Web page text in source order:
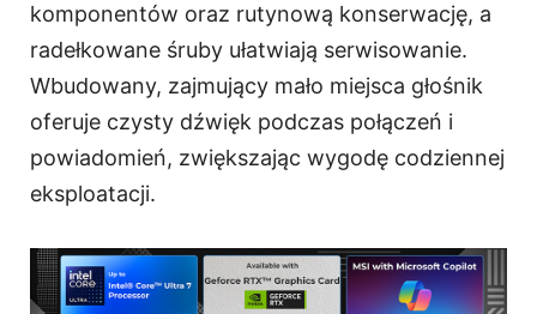
komponentów oraz rutynową konserwację, a
radełkowane śruby ułatwiają serwisowanie.
Wbudowany, zajmujący mało miejsca głośnik
oferuje czysty dźwięk podczas połączeń i
powiadomień, zwiększając wygodę codziennej
eksploatacji.